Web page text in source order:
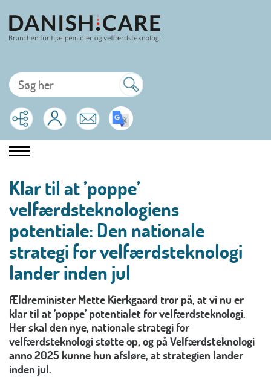
Klar til at ’poppe’
velfærdsteknologiens
potentiale: Den nationale
strategi for velfærdsteknologi
lander inden jul
Ældreminister Mette Kierkgaard tror på, at vi nu er
klar til at ’poppe’ potentialet for velfærdsteknologi.
Her skal den nye, nationale strategi for
velfærdsteknologi støtte op, og på Velfærdsteknologi
anno 2025 kunne hun afsløre, at strategien lander
inden jul.